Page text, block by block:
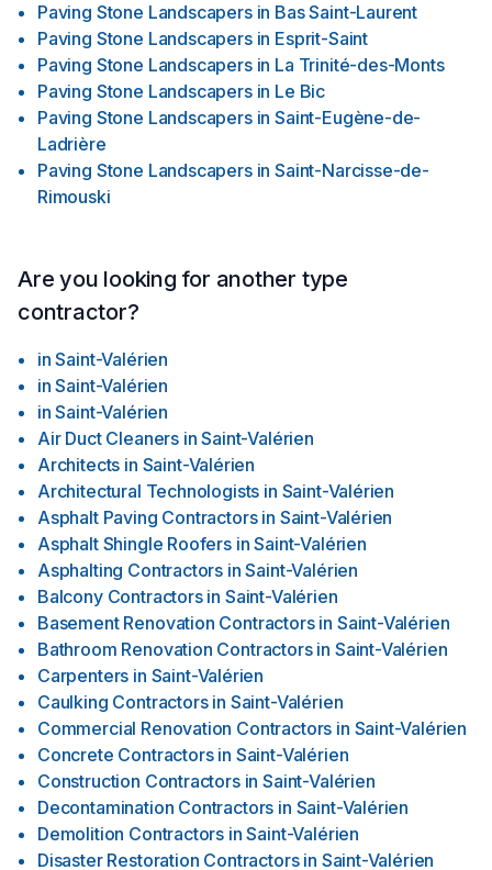
Paving Stone Landscapers in Bas Saint-Laurent
Paving Stone Landscapers in Esprit-Saint
Paving Stone Landscapers in La Trinité-des-Monts
Paving Stone Landscapers in Le Bic
Paving Stone Landscapers in Saint-Eugène-de-
Ladrière
Paving Stone Landscapers in Saint-Narcisse-de-
Rimouski
Are you looking for another type
contractor?
in Saint-Valérien
in Saint-Valérien
in Saint-Valérien
Air Duct Cleaners in Saint-Valérien
Architects in Saint-Valérien
Architectural Technologists in Saint-Valérien
Asphalt Paving Contractors in Saint-Valérien
Asphalt Shingle Roofers in Saint-Valérien
Asphalting Contractors in Saint-Valérien
Balcony Contractors in Saint-Valérien
Basement Renovation Contractors in Saint-Valérien
Bathroom Renovation Contractors in Saint-Valérien
Carpenters in Saint-Valérien
Caulking Contractors in Saint-Valérien
Commercial Renovation Contractors in Saint-Valérien
Concrete Contractors in Saint-Valérien
Construction Contractors in Saint-Valérien
Decontamination Contractors in Saint-Valérien
Demolition Contractors in Saint-Valérien
Disaster Restoration Contractors in Saint-Valérien